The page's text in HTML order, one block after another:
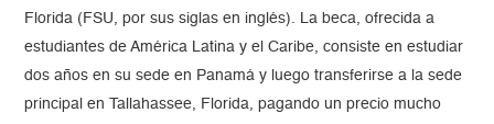
Florida (FSU, por sus siglas en inglés). La beca, ofrecida a
estudiantes de América Latina y el Caribe, consiste en estudiar
dos años en su sede en Panamá y luego transferirse a la sede
principal en Tallahassee, Florida, pagando un precio mucho